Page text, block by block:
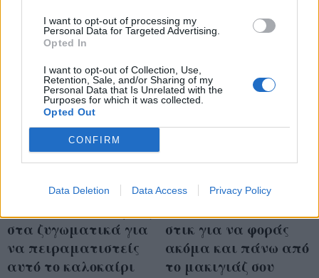
I want to opt-out of processing my
Personal Data for Targeted Advertising.
Opted In
I want to opt-out of Collection, Use,
Retention, Sale, and/or Sharing of my
Personal Data that Is Unrelated with the
Purposes for which it was collected.
Opted Out
CONFIRM
Data Deletion Data Access Privacy Policy
Κρύσταλλα, παστέλ
στα ζυγωματικά για
να πειραματιστείς
αυτό το καλοκαίρι
Προστασία On-the-
στικ για να φοράς
ακόμα και πάνω από
το μακιγιάζ σου